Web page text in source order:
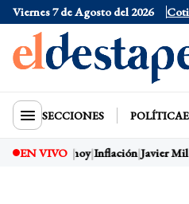
Viernes 7 de Agosto del 2026
Dólar Blue $1525 Dólar CCL
SECCIONES POLÍTICA
EN VIVO
Dólar hoy Inflación Javier